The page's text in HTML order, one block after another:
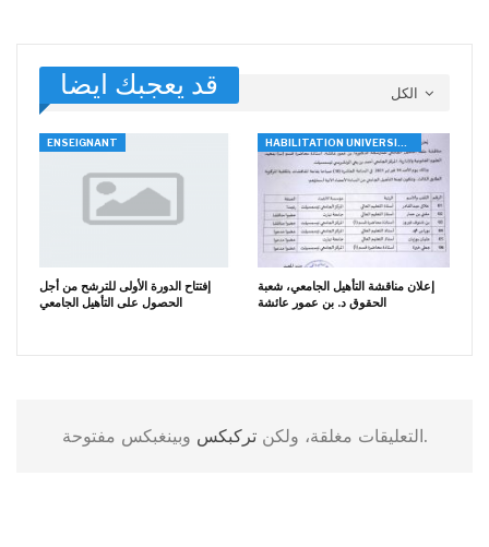
قد يعجبك ايضا
ENSEIGNANT
إفتتاح الدورة الأولى للترشح من أجل
الحصول على التأهيل الجامعي
إعلان مناقشة التأهيل الجامعي، شعبة
الحقوق د. بن عمور عائشة
التعليقات مغلقة، ولكنتركبكس وبينغبكس مفتوحة.